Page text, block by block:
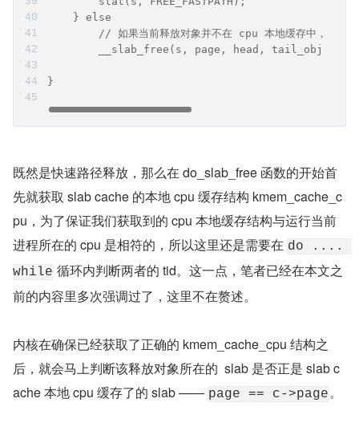
    } else
// 如果当前释放对象并不在 cpu 本地缓存中，那么
__slab_free(s, page, head, tail_obj,
}
既然是快速路径释放，那么在 do_slab_free 函数的开始首
先就获取 slab cache 的本地 cpu 缓存结构 kmem_cache_c
pu，为了保证我们获取到的 cpu 本地缓存结构与运行当前
进程所在的 cpu 是相符的，所以这里还是需要在 do ....
while 循环内判断两者的 tid。这一点，笔者已经在本文之
前的内容里多次强调过了，这里不在赘述。
内核在确保已经获取了正确的 kmem_cache_cpu 结构之
后，就会马上判断该释放对象所在的  slab 是否正是 slab c
ache 本地 cpu 缓存了的 slab —— page == c->page。